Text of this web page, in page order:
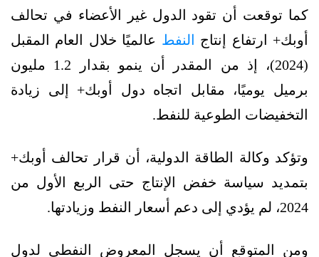
كما توقعت أن تقود الدول غير الأعضاء في تحالف
أوبك+ ارتفاع إنتاج النفط عالميًا خلال العام المقبل
(2024)، إذ من المقدر أن ينمو بقدار 1.2 مليون
برميل يوميًا، مقابل اتجاه دول أوبك+ إلى زيادة
التخفيضات الطوعية للنفط.
وتؤكد وكالة الطاقة الدولية، أن قرار تحالف أوبك+
بتمديد سياسة خفض الإنتاج حتى الربع الأول من
2024، لم يؤدي إلى دعم أسعار النفط وزيادتها.
ومن المتوقع أن يسجل المعروض النفطي لدول